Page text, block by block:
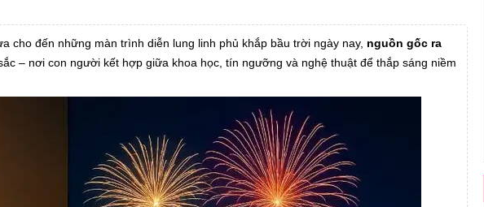
cho đến những màn trình diễn lung linh phủ khắp bầu trời ngày nay, nguồn gốc ra
– nơi con người kết hợp giữa khoa học, tín ngưỡng và nghệ thuật để thắp sáng niềm